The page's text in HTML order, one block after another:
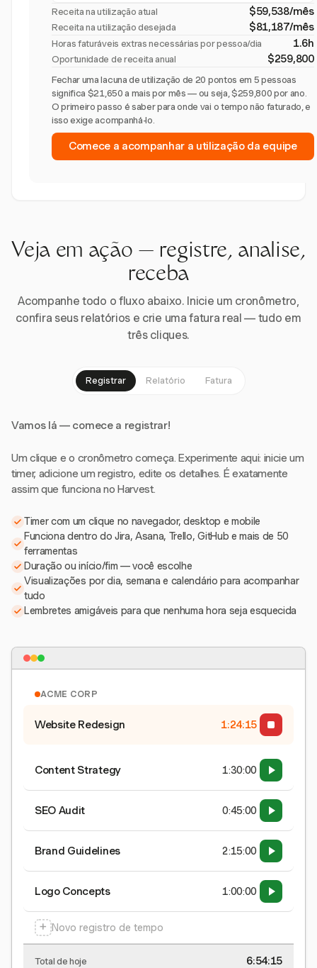
Receita na utilização atual $59,538/mês
Receita na utilização desejada $81,187/mês
Horas faturáveis extras necessárias por pessoa/dia 1.6h
Oportunidade de receita anual $259,800
Fechar uma lacuna de utilização de 20 pontos em 5 pessoas
significa $21,650 a mais por mês — ou seja, $259,800 por ano.
O primeiro passo é saber para onde vai o tempo não faturado, e
isso exige acompanhá-lo.
Comece a acompanhar a utilização da equipe
Veja em ação — registre, analise,
receba
Acompanhe todo o fluxo abaixo. Inicie um cronômetro,
confira seus relatórios e crie uma fatura real — tudo em
três cliques.
Registrar Relatório Fatura
Vamos lá — comece a registrar!
Um clique e o cronômetro começa. Experimente aqui: inicie um
timer, adicione um registro, edite os detalhes. É exatamente
assim que funciona no Harvest.
Timer com um clique no navegador, desktop e mobile
Funciona dentro do Jira, Asana, Trello, GitHub e mais de 50
ferramentas
Duração ou início/fim — você escolhe
Visualizações por dia, semana e calendário para acompanhar
tudo
Lembretes amigáveis para que nenhuma hora seja esquecida
ACME CORP
Website Redesign 1:24:15
Content Strategy 1:30:00
SEO Audit 0:45:00
Brand Guidelines 2:15:00
Logo Concepts 1:00:00
+ Novo registro de tempo
Total de hoje 6:54:15